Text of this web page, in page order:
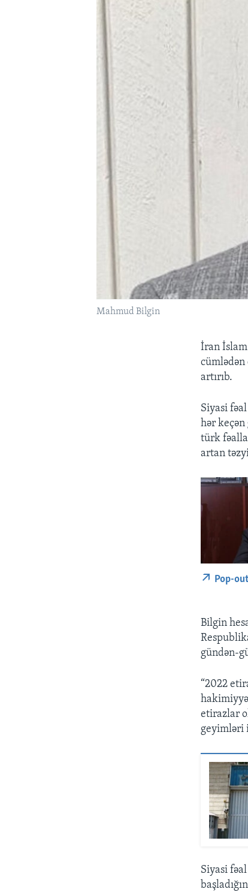
Mahmud Bilgin
İran
cümlədən
artırıb.
Siyasi
hər keçən
türk
artan
Pop-
Bilgin
gündən-
“2022
etirazlar
geyimləri
Siyasi